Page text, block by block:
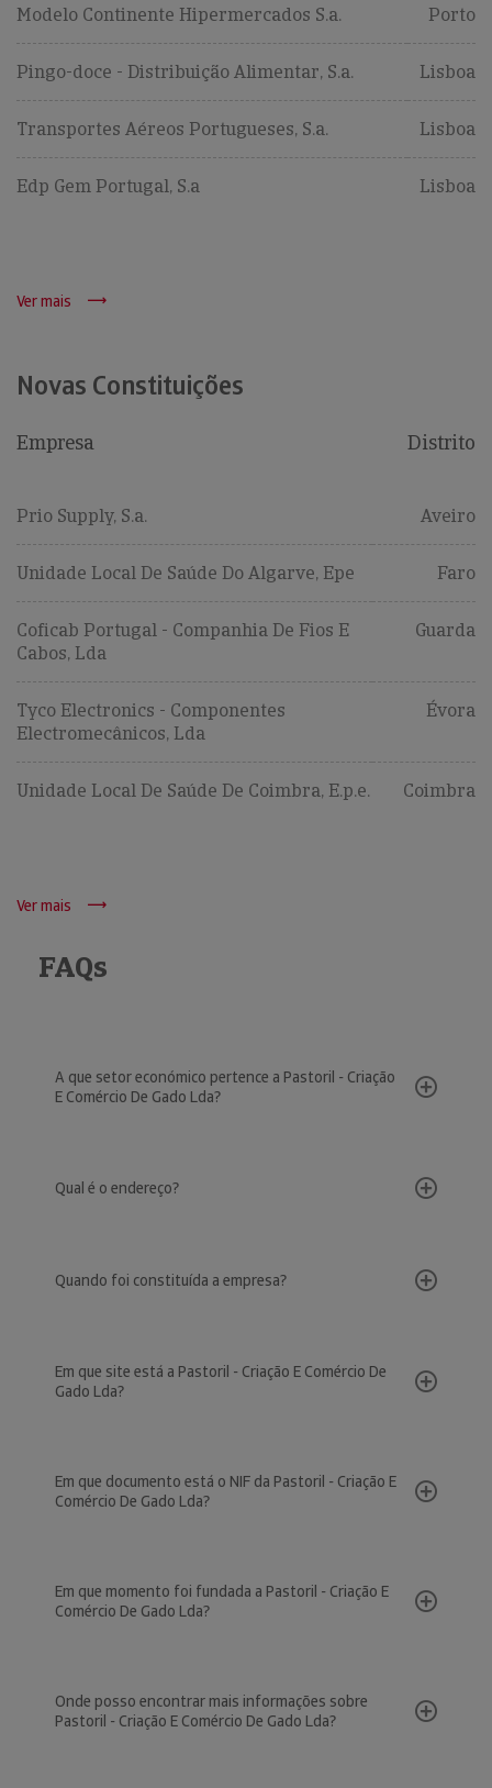
Modelo Continente Hipermercados S.a. Porto
Pingo-doce - Distribuição Alimentar, S.a. Lisboa
Transportes Aéreos Portugueses, S.a. Lisboa
Edp Gem Portugal, S.a Lisboa
Ver mais
Novas Constituições
Empresa Distrito
Prio Supply, S.a. Aveiro
Unidade Local De Saúde Do Algarve, Epe Faro
Coficab Portugal - Companhia De Fios E
Cabos, Lda
Guarda
Tyco Electronics - Componentes
Electromecânicos, Lda
Évora
Unidade Local De Saúde De Coimbra, E.p.e. Coimbra
Ver mais
FAQs
A que setor económico pertence a Pastoril - Criação
E Comércio De Gado Lda?
Qual é o endereço?
Quando foi constituída a empresa?
Em que site está a Pastoril - Criação E Comércio De
Gado Lda?
Em que documento está o NIF da Pastoril - Criação E
Comércio De Gado Lda?
Em que momento foi fundada a Pastoril - Criação E
Comércio De Gado Lda?
Onde posso encontrar mais informações sobre
Pastoril - Criação E Comércio De Gado Lda?